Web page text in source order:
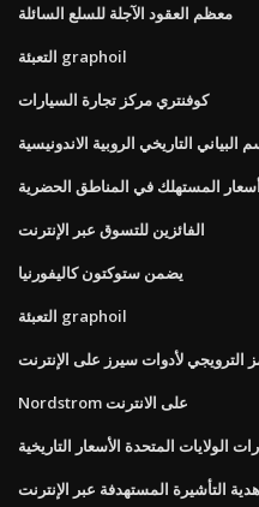
معظم العقود الآجلة للسلع السائلة
التعبئة graphoil
كوفنتري مركز تجارة السيارات
البياني التاريخي الروبية الاندونيسية
المستهلك في المناطق الحضرية
الفائزين للتسوق عبر الإنترنت
يضمن ستوكتون كاليفورنيا
التعبئة graphoil
الترويجي لأدوات سيرز على الإنترنت
Nordstrom على الانترنت
الولايات المتحدة الأسعار التاريخية
التأشيرة المستهدفة عبر الإنترنت